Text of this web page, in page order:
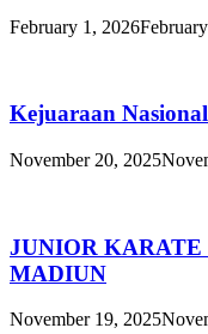
February 1, 2026
Kejuaraan
November 20, 2025
JUNIOR KARATE
MADIUN
November 19, 2025